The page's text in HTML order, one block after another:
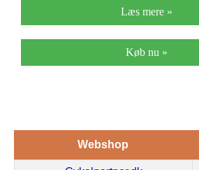
Læs mere »
Køb nu »
Webshop